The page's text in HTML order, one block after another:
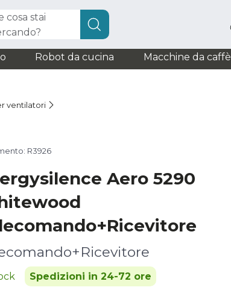
cosa stai
Robot da cucina Macchine da caffè
ventilatori
R3926
Aero 5290
Spedizioni in 24-72 ore